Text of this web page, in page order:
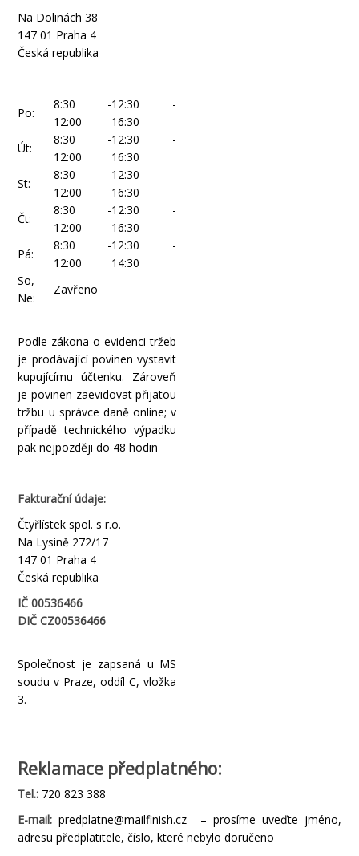
Na Dolinách 38
147 01 Praha 4
Česká republika
Po:
8:30 -
12:00
12:30 -
16:30
Út:
8:30 -
12:00
12:30 -
16:30
St:
8:30 -
12:00
12:30 -
16:30
Čt:
8:30 -
12:00
12:30 -
16:30
Pá:
8:30 -
12:00
12:30 -
14:30
So,
Ne:
Zavřeno
Podle zákona o evidenci tržeb
je prodávající povinen vystavit
kupujícímu účtenku. Zároveň
je povinen zaevidovat přijatou
tržbu u správce daně online; v
případě technického výpadku
pak nejpozději do 48 hodin
Fakturační údaje:
Čtyřlístek spol. s r.o.
Na Lysině 272/17
147 01 Praha 4
Česká republika
IČ 00536466
DIČCZ00536466
Společnost je zapsaná u MS
soudu v Praze, oddíl C, vložka
3.
Reklamace předplatného:
Tel.: 720 823 388
E-mail: predplatne@mailfinish.cz – prosíme uveďte jméno,
adresu předplatitele, číslo, které nebylo doručeno